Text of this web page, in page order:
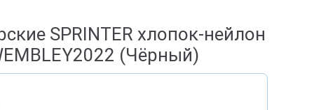
SPRINTER хлопок-нейлон
(Чёрный)